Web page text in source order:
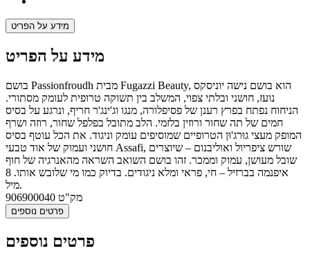
מידע על הפריט
מידע על הפריט
בושם Passionfroudh מבית Fugazzi Beauty, הוא בושם נישה יוניסקס
נועז, חושני ובלתי צפוי, המשלב בין תשוקה טרופית לעומק מסתורי.
הניחוח נפתח בפרץ רענן של פסיפלורה, מנגו וג'ינג'ר חריף, ונרגע על בסיס
חמים של תה שחור ורוזין בלזמי. הלב מתובל בפלפל שחור, רוזה ושרף
המופק מעצי גוּרג'וּן הטרופיים שמוסיפים עומק וניגוד. את הכל עוטף בסיס
חושני ועמוק של אוד טבעי Assafi, שורש ציפריול ואוליבנום – שיוצרים
שובל מעושן, עמוק וממכר. זהו בושם השואב השראה מהאנרגיה של חוף
איפנמה בברזיל – חי, פראי ומלא ניגודים. בדיוק כמו מי שלובש אותו. 8
מיל.
מק"ט 906900040
פרטים נוספים
פרטים נוספים